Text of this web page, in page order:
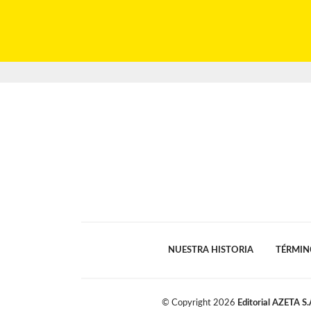
NUESTRA HISTORIA
© Copyright 2026 Editorial AZETA